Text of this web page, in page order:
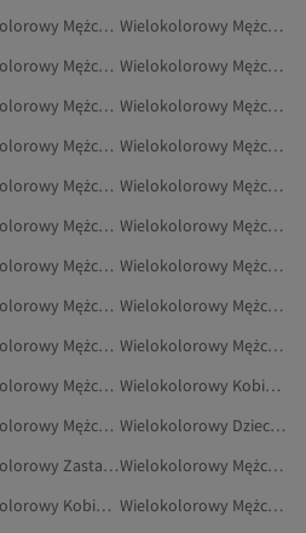
Wielokolorowy Mężczyźni Akcesoria
Wielokolorowy Mężczyźni Torby Listonoszki
Wielokolorowy Mężczyźni Majtki
Wielokolorowy Mężczyźni Torby Na Siłownię
Wielokolorowy Mężczyźni Buty Na Co Dzień
Wielokolorowy Mężczyźni Rowery I Akcesoria
Wielokolorowy Mężczyźni Szlafroki
Wielokolorowy Mężczyźni Tornistry
Wielokolorowy Mężczyźni Plecaki
Wielokolorowy Mężczyźni Szelki
Wielokolorowy Mężczyźni Buty Na Płaskim Obcasie
Wielokolorowy Mężczyźni Mokasyny
Wielokolorowy Mężczyźni Odzież Domowa
Wielokolorowy Mężczyźni Spodnie Od Piżamy
Wielokolorowy Mężczyźni Płaszcze
Wielokolorowy Mężczyźni Czapki, Berety I Rękawiczki
Wielokolorowy Mężczyźni Spodnie Plus Size
Wielokolorowy Mężczyźni Koszulki Piłkarskie
Wielokolorowy Mężczyźni Kapcie Domowe
Wielokolorowy Kobiety Plecaki
Wielokolorowy Mężczyźni Korki Piłkarskie
Wielokolorowy Dzieci Plecaki
Wielokolorowy Zastawa Stołowa
Wielokolorowy Mężczyźni Torby I Torebki
Wielokolorowy Kobiety Płaszcze
Wielokolorowy Mężczyźni Czapki